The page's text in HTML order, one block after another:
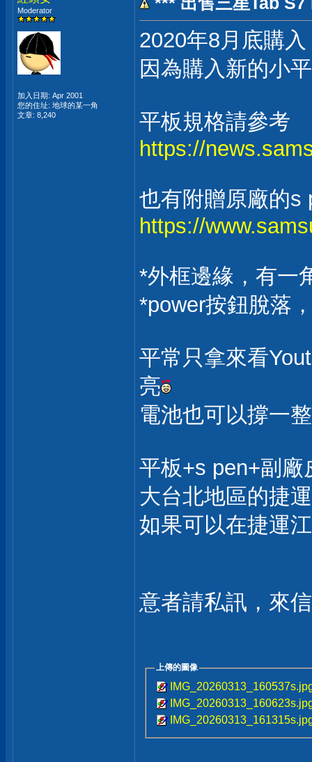
Moderator
加入日期: Apr 2001
您的住址: 地球的某一角
文章: 8,240
2020年8月底購
因為購入新的小
平板規格請參考
https://
也有附贈原廠的s
https://
*外框邊緣，有一
*power按鈕脫落
平常只拿來看
亮
電池也可以撐一
平板+s pen+副廠
大台北地區的捷
如果可以在捷運
意者請私訊，來
上傳的圖像